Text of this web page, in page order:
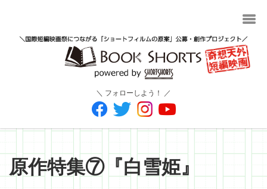
＼ フォローしよう！ ／
原作特集⑦『白雪姫』